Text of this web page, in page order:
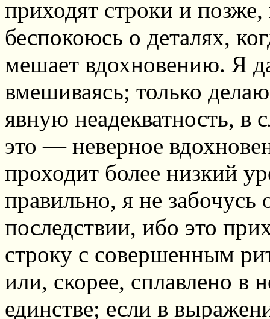
приходят строки и
беспокоюсь о деталях,
мешает вдохновению. Я
вмешиваясь; только
явную неадекватность, в
это — неверное
проходит более низкий
правильно, я не
последствии, ибо это
строку с совершенным
или, скорее, сплавлено в
единстве; если в